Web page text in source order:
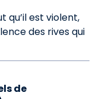
qu’il est violent,
des rives qui
de